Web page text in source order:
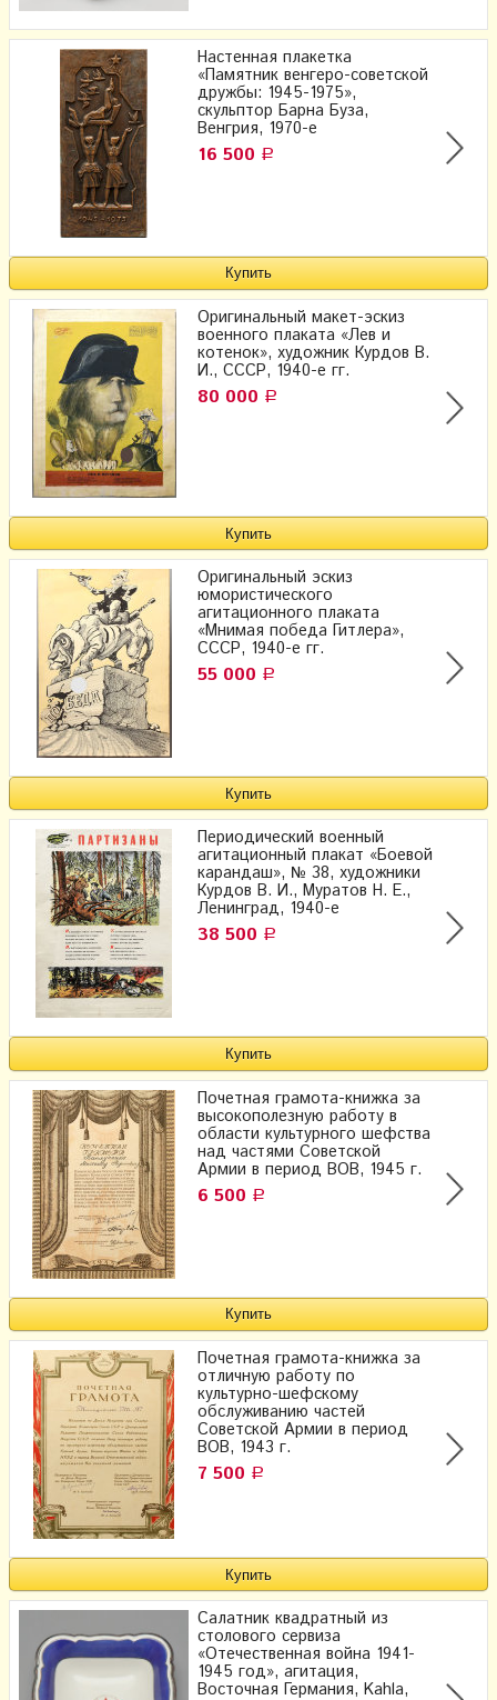
Настенная плакетка
«Памятник венгеро-советской
дружбы​: 1945-1975»​,
скульптор Барна Буза,
Венгрия, 1970-е
16 500 Р
Оригинальный макет-эскиз
военного плаката «Лев и
котенок»​, художник Курдов В.
И., СССР, 1940-е гг.
80 000 Р
Оригинальный эскиз
юмористического
агитационного плаката
«Мнимая победа Гитлера»,
СССР, 1940-е гг.
55 000 Р
Периодический военный
агитационный плакат «Боевой
карандаш», № 38, художники
Курдов В. И., Муратов Н. Е.,
Ленинград, 1940-е
38 500 Р
Почетная грамота-книжка за
высокополезную работу в
области культурного шефства
над частями Советской
Армии в период ВОВ, 1945 г.
6 500 Р
Почетная грамота-книжка за
отличную работу по
культурно-шефскому
обслуживанию частей
Советской Армии в период
ВОВ, 1943 г.
7 500 Р
Салатник квадратный из
столового сервиза
«Отечественная война 1941-
1945 год», агитация,
Восточная Германия, Kahla,